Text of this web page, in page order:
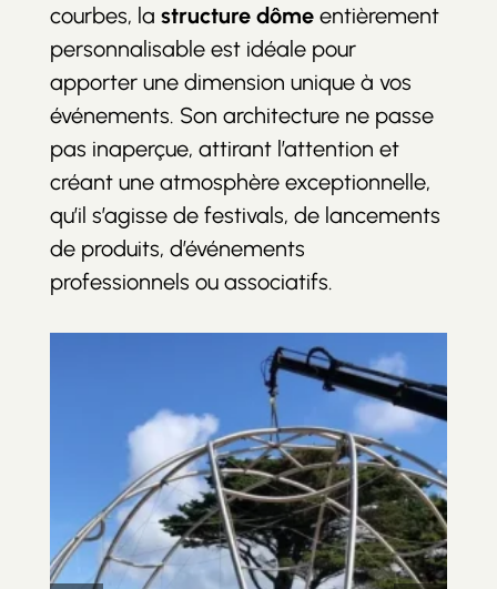
courbes, la structure dôme entièrement
personnalisable est idéale pour
apporter une dimension unique à vos
événements. Son architecture ne passe
pas inaperçue, attirant l’attention et
créant une atmosphère exceptionnelle,
qu’il s’agisse de festivals, de lancements
de produits, d’événements
professionnels ou associatifs.